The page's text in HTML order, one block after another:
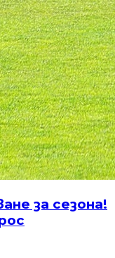
за сезона!